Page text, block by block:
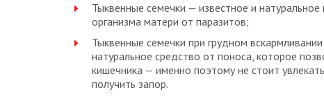
Тыквенные семечки — известное и
организма матери от паразитов;
Тыквенные семечки при грудном
натуральное средство от поноса, которое
кишечника — именно поэтому не стоит
получить запор.